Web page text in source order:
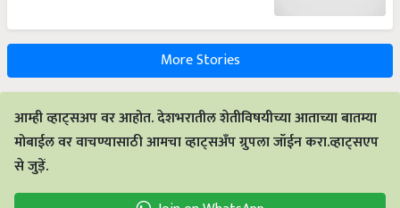
More Stories
आम्ही व्हाट्सअप वर आहोत. देशभरातील शेतीविषयीच्या आताच्या बातम्या
मोबाईल वर वाचण्यासाठी आमचा व्हाट्सअँप ग्रुपला जॉईन करा.व्हाट्सएप
से जुड़ें.